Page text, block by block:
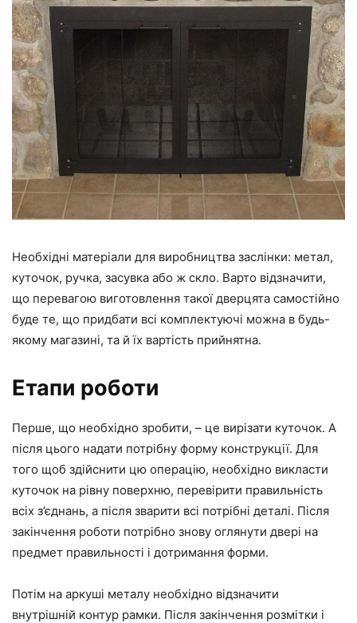
Необхідні матеріали для виробництва заслінки: метал,
куточок, ручка, засувка або ж скло. Варто відзначити,
що перевагою виготовлення такої дверцята самостійно
буде те, що придбати всі комплектуючі можна в будь-
якому магазині, та й їх вартість прийнятна.
Етапи роботи
Перше, що необхідно зробити, – це вирізати куточок. А
після цього надати потрібну форму конструкції. Для
того щоб здійснити цю операцію, необхідно викласти
куточок на рівну поверхню, перевірити правильність
всіх з’єднань, а після зварити всі потрібні деталі. Після
закінчення роботи потрібно знову оглянути двері на
предмет правильності і дотримання форми.
Потім на аркуші металу необхідно відзначити
внутрішній контур рамки. Після закінчення розмітки і